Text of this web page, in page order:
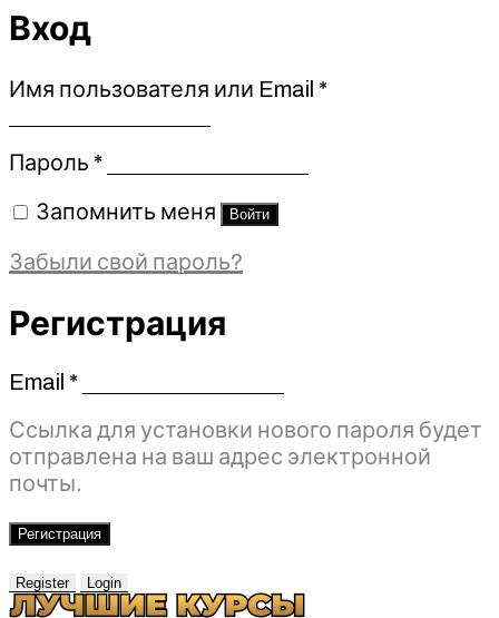
Вход
Имя пользователя или Email *Обязательно
Пароль *Обязательно
Запомнить меня Войти
Забыли свой пароль?
Регистрация
Email *Обязательно
Ссылка для установки нового пароля будет
отправлена ​​на ваш адрес электронной
почты.
Регистрация
Register Login